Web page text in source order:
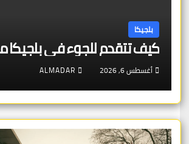
بلجيكا
كيف تتقدم للجوء في بلجيكا
أغسطس 6, 2026 ALMADAR